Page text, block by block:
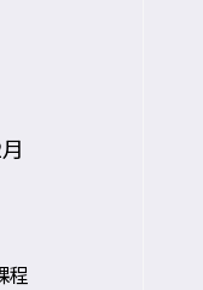
程